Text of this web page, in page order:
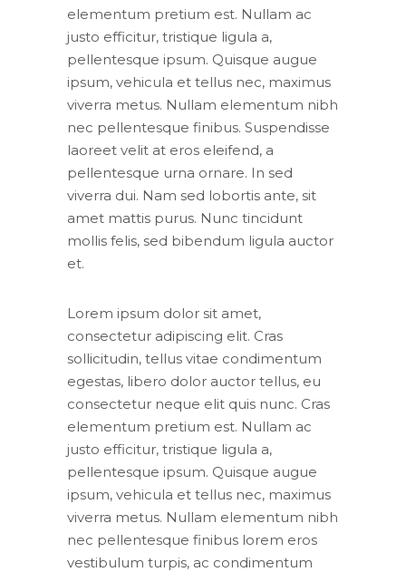
elementum pretium est. Nullam ac
justo efficitur, tristique ligula a,
pellentesque ipsum. Quisque augue
ipsum, vehicula et tellus nec, maximus
viverra metus. Nullam elementum nibh
nec pellentesque finibus. Suspendisse
laoreet velit at eros eleifend, a
pellentesque urna ornare. In sed
viverra dui. Nam sed lobortis ante, sit
amet mattis purus. Nunc tincidunt
mollis felis, sed bibendum ligula auctor
et.
Lorem ipsum dolor sit amet,
consectetur adipiscing elit. Cras
sollicitudin, tellus vitae condimentum
egestas, libero dolor auctor tellus, eu
consectetur neque elit quis nunc. Cras
elementum pretium est. Nullam ac
justo efficitur, tristique ligula a,
pellentesque ipsum. Quisque augue
ipsum, vehicula et tellus nec, maximus
viverra metus. Nullam elementum nibh
nec pellentesque finibus lorem eros
vestibulum turpis, ac condimentum